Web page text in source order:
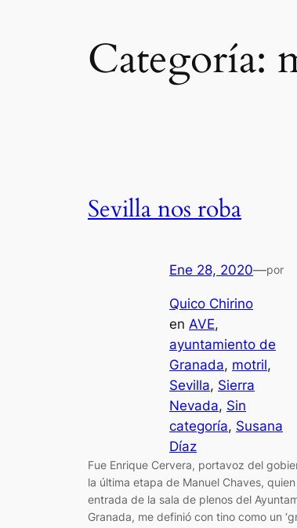
Categoría:
Sevilla nos roba
Ene 28, 2020—por
Quico Chirino
en AVE
ayuntamiento de
Granada, motril
Sevilla, Sierra
Nevada, Sin
categoría, Susana
Díaz
Fue Enrique Cervera, portavoz del
la última etapa de Manuel Chaves,
entrada de la sala de plenos del
Granada, me definió con tino como un